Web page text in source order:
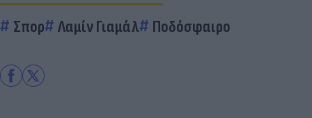
Σπορ Λαμίν Γιαμάλ Ποδόσφαιρο